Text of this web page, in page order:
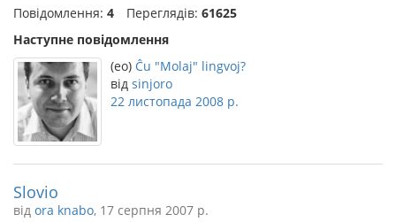
Повідомлення: 4 Переглядів: 61625
Наступне повідомлення
(eo) Ĉu "Molaj" lingvoj?
від sinjoro
22 листопада 2008 р.
Slovio
від ora knabo, 17 серпня 2007 р.